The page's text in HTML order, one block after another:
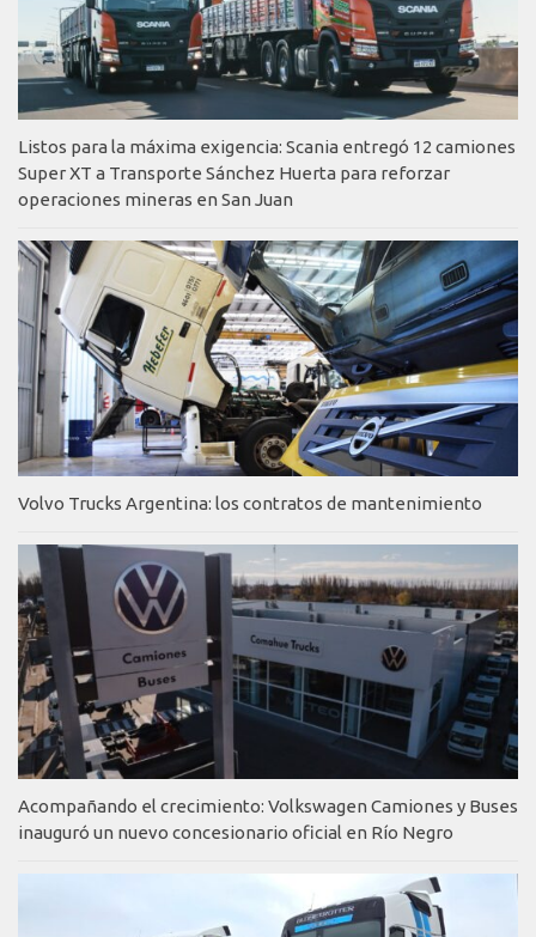
Listos para la máxima exigencia: Scania entregó 12 camiones
Super XT a Transporte Sánchez Huerta para reforzar
operaciones mineras en San Juan
Volvo Trucks Argentina: los contratos de mantenimiento
Acompañando el crecimiento: Volkswagen Camiones y Buses
inauguró un nuevo concesionario oficial en Río Negro